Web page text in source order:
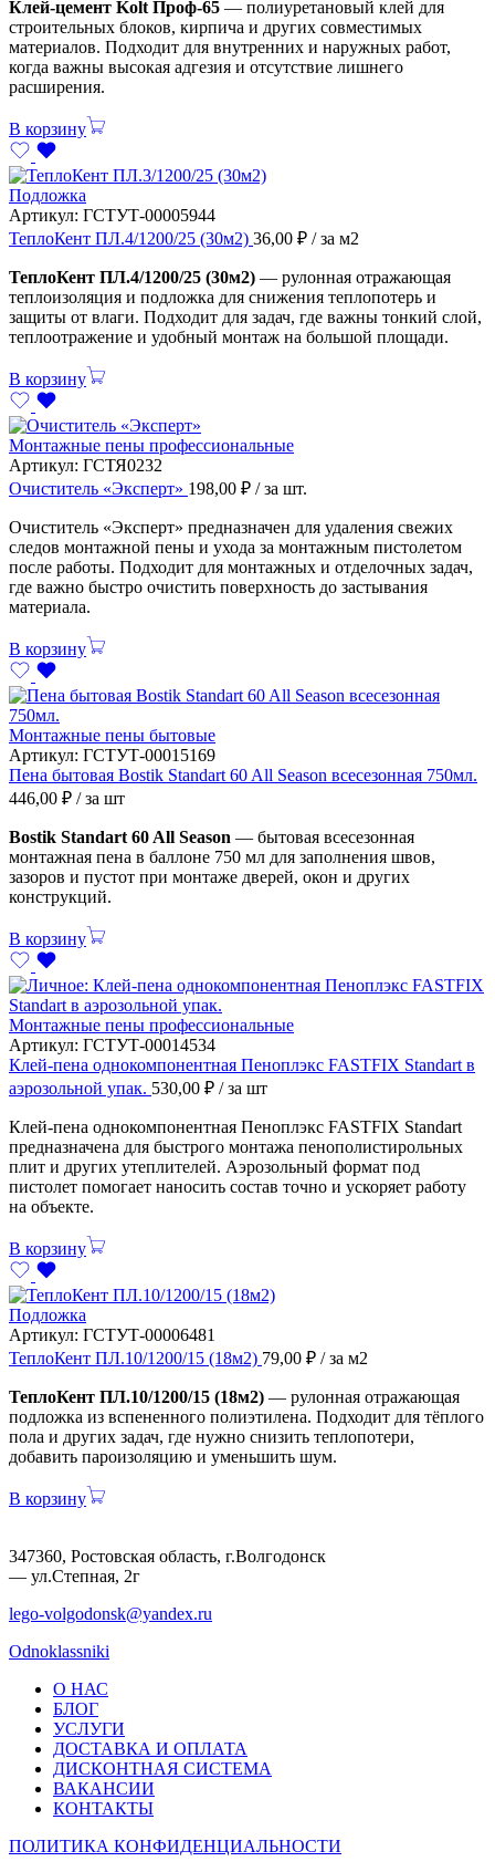
Клей-цемент Kolt Проф-65 — полиуретановый клей для
строительных блоков, кирпича и других совместимых
материалов. Подходит для внутренних и наружных работ,
когда важны высокая адгезия и отсутствие лишнего
расширения.
В корзину
Подложка
Артикул: ГСТУТ-00005944
ТеплоКент ПЛ.4/1200/25 (30м2) 36,00 ₽ / за м2
ТеплоКент ПЛ.4/1200/25 (30м2) — рулонная отражающая
теплоизоляция и подложка для снижения теплопотерь и
защиты от влаги. Подходит для задач, где важны тонкий слой,
теплоотражение и удобный монтаж на большой площади.
В корзину
Монтажные пены профессиональные
Артикул: ГСТЯ0232
Очиститель «Эксперт» 198,00 ₽ / за шт.
Очиститель «Эксперт» предназначен для удаления свежих
следов монтажной пены и ухода за монтажным пистолетом
после работы. Подходит для монтажных и отделочных задач,
где важно быстро очистить поверхность до застывания
материала.
В корзину
Монтажные пены бытовые
Артикул: ГСТУТ-00015169
Пена бытовая Bostik Standart 60 All Season всесезонная 750мл.
446,00 ₽ / за шт
Bostik Standart 60 All Season — бытовая всесезонная
монтажная пена в баллоне 750 мл для заполнения швов,
зазоров и пустот при монтаже дверей, окон и других
конструкций.
В корзину
Монтажные пены профессиональные
Артикул: ГСТУТ-00014534
Клей-пена однокомпонентная Пеноплэкс FASTFIX Standart в
аэрозольной упак. 530,00 ₽ / за шт
Клей-пена однокомпонентная Пеноплэкс FASTFIX Standart
предназначена для быстрого монтажа пенополистирольных
плит и других утеплителей. Аэрозольный формат под
пистолет помогает наносить состав точно и ускоряет работу
на объекте.
В корзину
Подложка
Артикул: ГСТУТ-00006481
ТеплоКент ПЛ.10/1200/15 (18м2) 79,00 ₽ / за м2
ТеплоКент ПЛ.10/1200/15 (18м2) — рулонная отражающая
подложка из вспененного полиэтилена. Подходит для тёплого
пола и других задач, где нужно снизить теплопотери,
добавить пароизоляцию и уменьшить шум.
В корзину
347360, Ростовская область, г.Волгодонск
— ул.Степная, 2г
lego-volgodonsk@yandex.ru
Odnoklassniki
О НАС
БЛОГ
УСЛУГИ
ДОСТАВКА И ОПЛАТА
ДИСКОНТНАЯ СИСТЕМА
ВАКАНСИИ
КОНТАКТЫ
ПОЛИТИКА КОНФИДЕНЦИАЛЬНОСТИ